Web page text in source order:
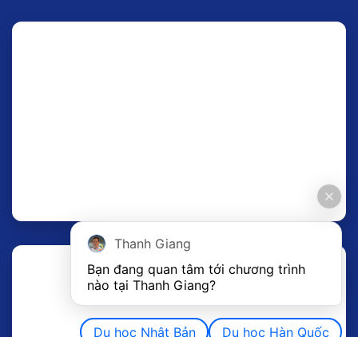
Thanh Giang
Bạn đang quan tâm tới chương trình
nào tại Thanh Giang?
Du học Nhật Bản Du học Hàn Quốc